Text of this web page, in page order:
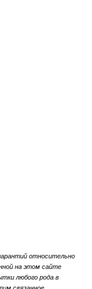
относительно
на этом сайте
любого рода в
связанное.